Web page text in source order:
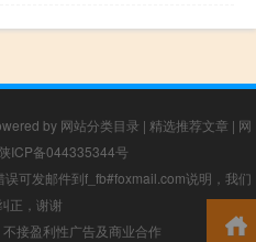
by 网站分类目录 | 精选推荐文章 | 网
陕ICP备044335344号
可发邮件到f_fb#foxmail.com说明，我们
正，谢谢
接盈利性广告及商业合作